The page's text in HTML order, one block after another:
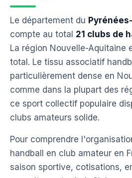
Le département du
compte au total 21 clubs de
La région Nouvelle-Aquitaine
total. Le tissu associatif
particulièrement dense en
comme dans la plupart des
ce sport collectif populaire
clubs amateurs solide.
Pour comprendre
handball en club amateur en
saison sportive, cotisations,